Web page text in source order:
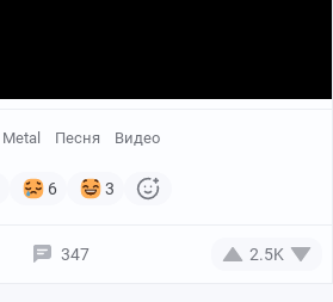
Metal Песня Видео
6 3
347 2.5K